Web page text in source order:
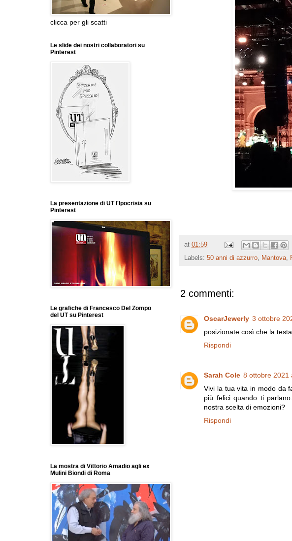
at 01:59
Labels: 50 anni di azzurro, Mantova,
2 commenti:
OscarJewerly 3 ottobre
posizionate così che la
Rispondi
Sarah Cole 8 ottobre 2021
Vivi la tua vita in modo da
più felici quando ti
nostra scelta di emozioni?
Rispondi
clicca per gli scatti
Le slide dei nostri collaboratori su
Pinterest
La presentazione di UT l'Ipocrisia su
Pinterest
Le grafiche di Francesco Del Zompo
del UT su Pinterest
La mostra di Vittorio Amadio agli ex
Mulini Biondi di Roma